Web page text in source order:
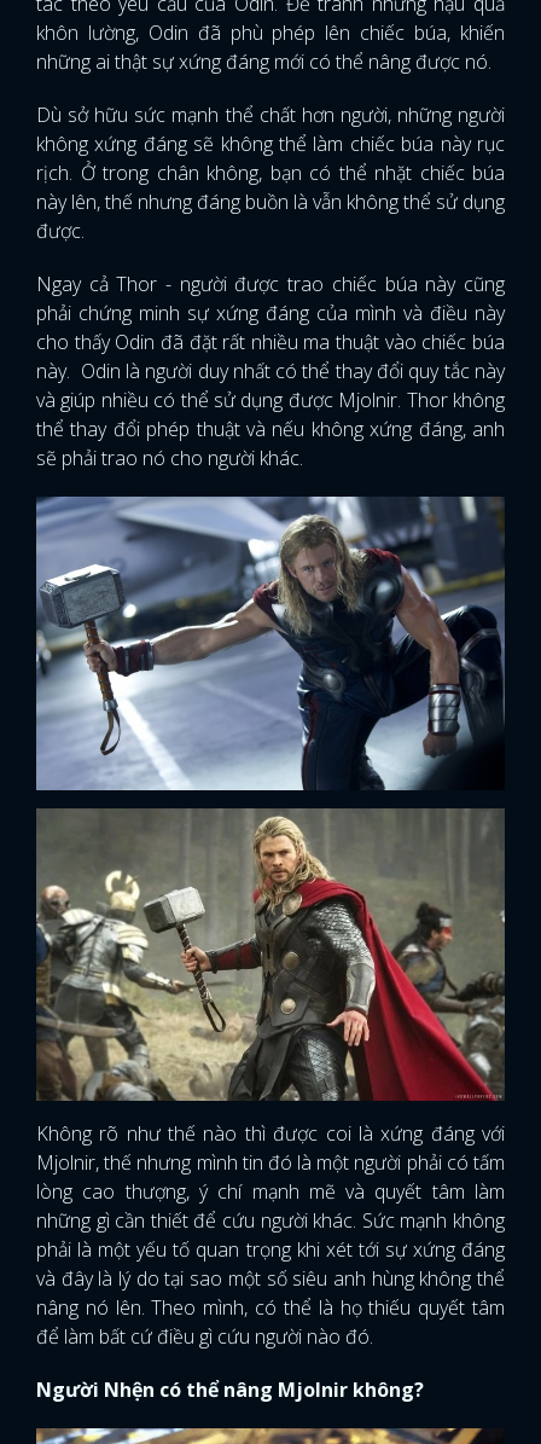
khôn lường, Odin đã phù phép lên chiếc búa, khiến
những ai thật sự xứng đáng mới có thể nâng được nó.
Dù sở hữu sức mạnh thể chất hơn người, những người
không xứng đáng sẽ không thể làm chiếc búa này rục
rịch. Ở trong chân không, bạn có thể nhặt chiếc búa
này lên, thế nhưng đáng buồn là vẫn không thể sử dụng
được.
Ngay cả Thor - người được trao chiếc búa này cũng
phải chứng minh sự xứng đáng của mình và điều này
cho thấy Odin đã đặt rất nhiều ma thuật vào chiếc búa
này. Odin là người duy nhất có thể thay đổi quy tắc này
và giúp nhiều có thể sử dụng được Mjolnir. Thor không
thể thay đổi phép thuật và nếu không xứng đáng, anh
sẽ phải trao nó cho người khác.
Không rõ như thế nào thì được coi là xứng đáng với
Mjolnir, thế nhưng mình tin đó là một người phải có tấm
lòng cao thượng, ý chí mạnh mẽ và quyết tâm làm
những gì cần thiết để cứu người khác. Sức mạnh không
phải là một yếu tố quan trọng khi xét tới sự xứng đáng
và đây là lý do tại sao một số siêu anh hùng không thể
nâng nó lên. Theo mình, có thể là họ thiếu quyết tâm
để làm bất cứ điều gì cứu người nào đó.
Người Nhện có thể nâng Mjolnir không?